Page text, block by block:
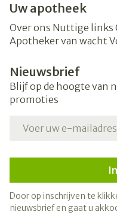
Uw apotheek
Over ons Nuttige links
Apotheker van wacht
Nieuwsbrief
Blijf op de hoogte van
promoties
Door op inschrijven te
nieuwsbrief en gaat u